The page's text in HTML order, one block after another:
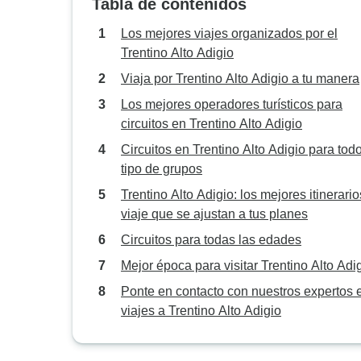
Tabla de contenidos
Los mejores viajes organizados por el
Trentino Alto Adigio
Viaja por Trentino Alto Adigio a tu manera
Los mejores operadores turísticos para
circuitos en Trentino Alto Adigio
Circuitos en Trentino Alto Adigio para
tipo de grupos
Trentino Alto Adigio: los mejores
viaje que se ajustan a tus planes
Circuitos para todas las edades
Mejor época para visitar Trentino Alto
Ponte en contacto con nuestros expertos
viajes a Trentino Alto Adigio